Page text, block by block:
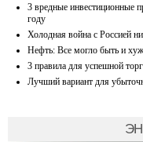
3 вредные инвестиционные
году
Холодная война с Россией
Нефть: Все могло быть и
3 правила для успешной
Лучший вариант для